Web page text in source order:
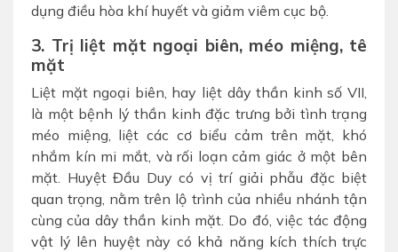
dụng điều hòa khí huyết và giảm viêm cục bộ.
3. Trị liệt mặt ngoại biên, méo miệng, tê
mặt
Liệt mặt ngoại biên, hay liệt dây thần kinh số VII,
là một bệnh lý thần kinh đặc trưng bởi tình trạng
méo miệng, liệt các cơ biểu cảm trên mặt, khó
nhắm kín mi mắt, và rối loạn cảm giác ở một bên
mặt. Huyệt Đầu Duy có vị trí giải phẫu đặc biệt
quan trọng, nằm trên lộ trình của nhiều nhánh tận
cùng của dây thần kinh mặt. Do đó, việc tác động
vật lý lên huyệt này có khả năng kích thích trực